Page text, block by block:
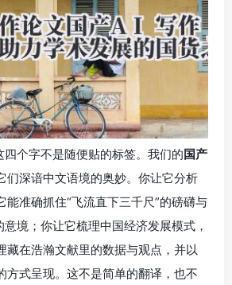
四个字不是随便贴的标签。我们的国产
们深谙中文语境的奥妙。你让它分析
能准确抓住“飞流直下三千尺”的磅礴与
意境；你让它梳理中国经济发展模式，
藏在浩瀚文献里的数据与观点，并以
方式呈现。这不是简单的翻译，也不